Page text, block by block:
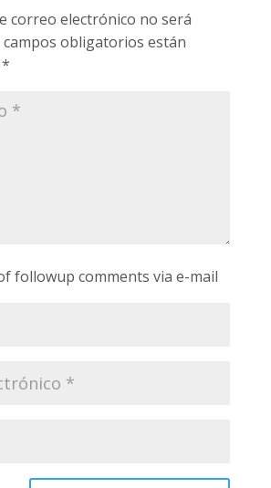
correo electrónico no será
campos obligatorios están
*
followup comments via e-mail